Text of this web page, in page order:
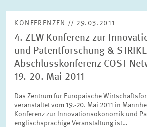
ZURÜCKSETZEN
KONFERENZEN // 29.03.2011
4. ZEW Konferenz zur
und Patentforschung & STRIKE
Abschlusskonferenz COST
19.-20. Mai 2011
Das Zentrum für Europäische
veranstaltet vom 19.-20. Mai 2011 in
Konferenz zur Innovationsökonomik und
englischsprachige Veranstaltung ist…